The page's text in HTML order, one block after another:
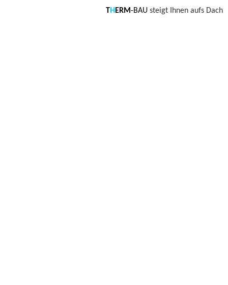
TH ERM-BAU steigt Ihnen aufs Dach